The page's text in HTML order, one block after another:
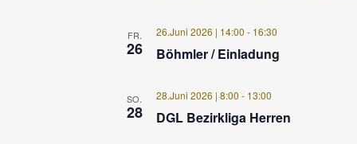
FR.
26 Böhmler / Einladung
26.Juni 2026 | 14:00 - 16:30
SO.
28 DGL Bezirkliga Herren
28.Juni 2026 | 8:00 - 13:00